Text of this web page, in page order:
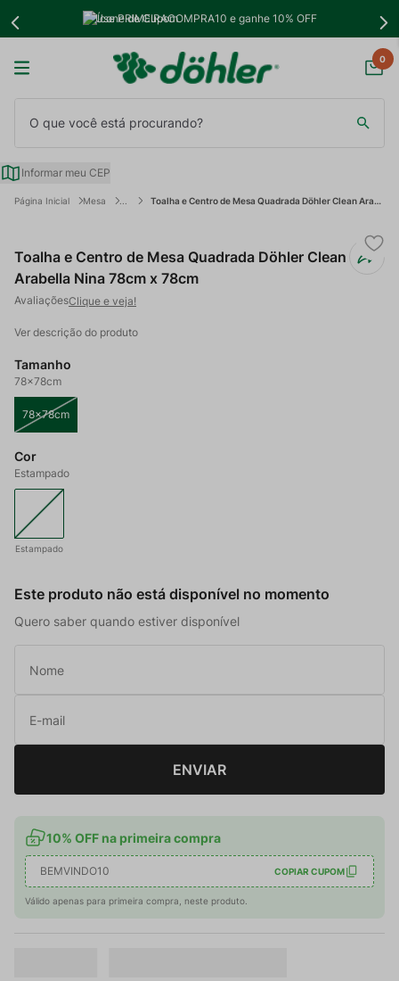
Use PRIMEIRACOMPRA10 e ganhe 10% OFF
0
Informar meu CEP
Mesa Toalha e Centro de Mesa Quadrada Döhler Clean Arabella Nina 78cm x 78cm
Toalha e Centro de Mesa Quadrada Döhler Clean
Arabella Nina 78cm x 78cm
Clique e veja!
Ver descrição do produto
Tamanho
78x78cm
78x78cm
Cor
Estampado
Estampado
Este produto não está disponível no momento
Quero saber quando estiver disponível
ENVIAR
10% OFF na primeira compra
BEMVINDO10 COPIAR CUPOM
Válido apenas para primeira compra, neste produto.